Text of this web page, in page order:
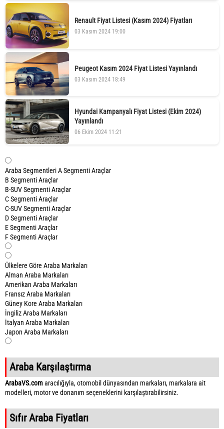
Renault Fiyat Listesi (Kasım 2024) Fiyatları
03 Kasım 2024 19:00
Peugeot Kasım 2024 Fiyat Listesi Yayınlandı
03 Kasım 2024 18:49
Hyundai Kampanyalı Fiyat Listesi (Ekim 2024)
Yayınlandı
06 Ekim 2024 11:21
Araba SegmentleriA Segmenti Araçlar
B Segmenti Araçlar
B-SUV Segmenti Araçlar
C Segmenti Araçlar
C-SUV Segmenti Araçlar
D Segmenti Araçlar
E Segmenti Araçlar
F Segmenti Araçlar
Ülkelere Göre Araba Markaları
Alman Araba Markaları
Amerikan Araba Markaları
Fransız Araba Markaları
Güney Kore Araba Markaları
İngiliz Araba Markaları
İtalyan Araba Markaları
Japon Araba Markaları
Araba Karşılaştırma
ArabaVS.comaracılığıyla, otomobil dünyasından markaları, markalara ait
modelleri, motor ve donanım seçeneklerini karşılaştırabilirsiniz.
Sıfır Araba Fiyatları